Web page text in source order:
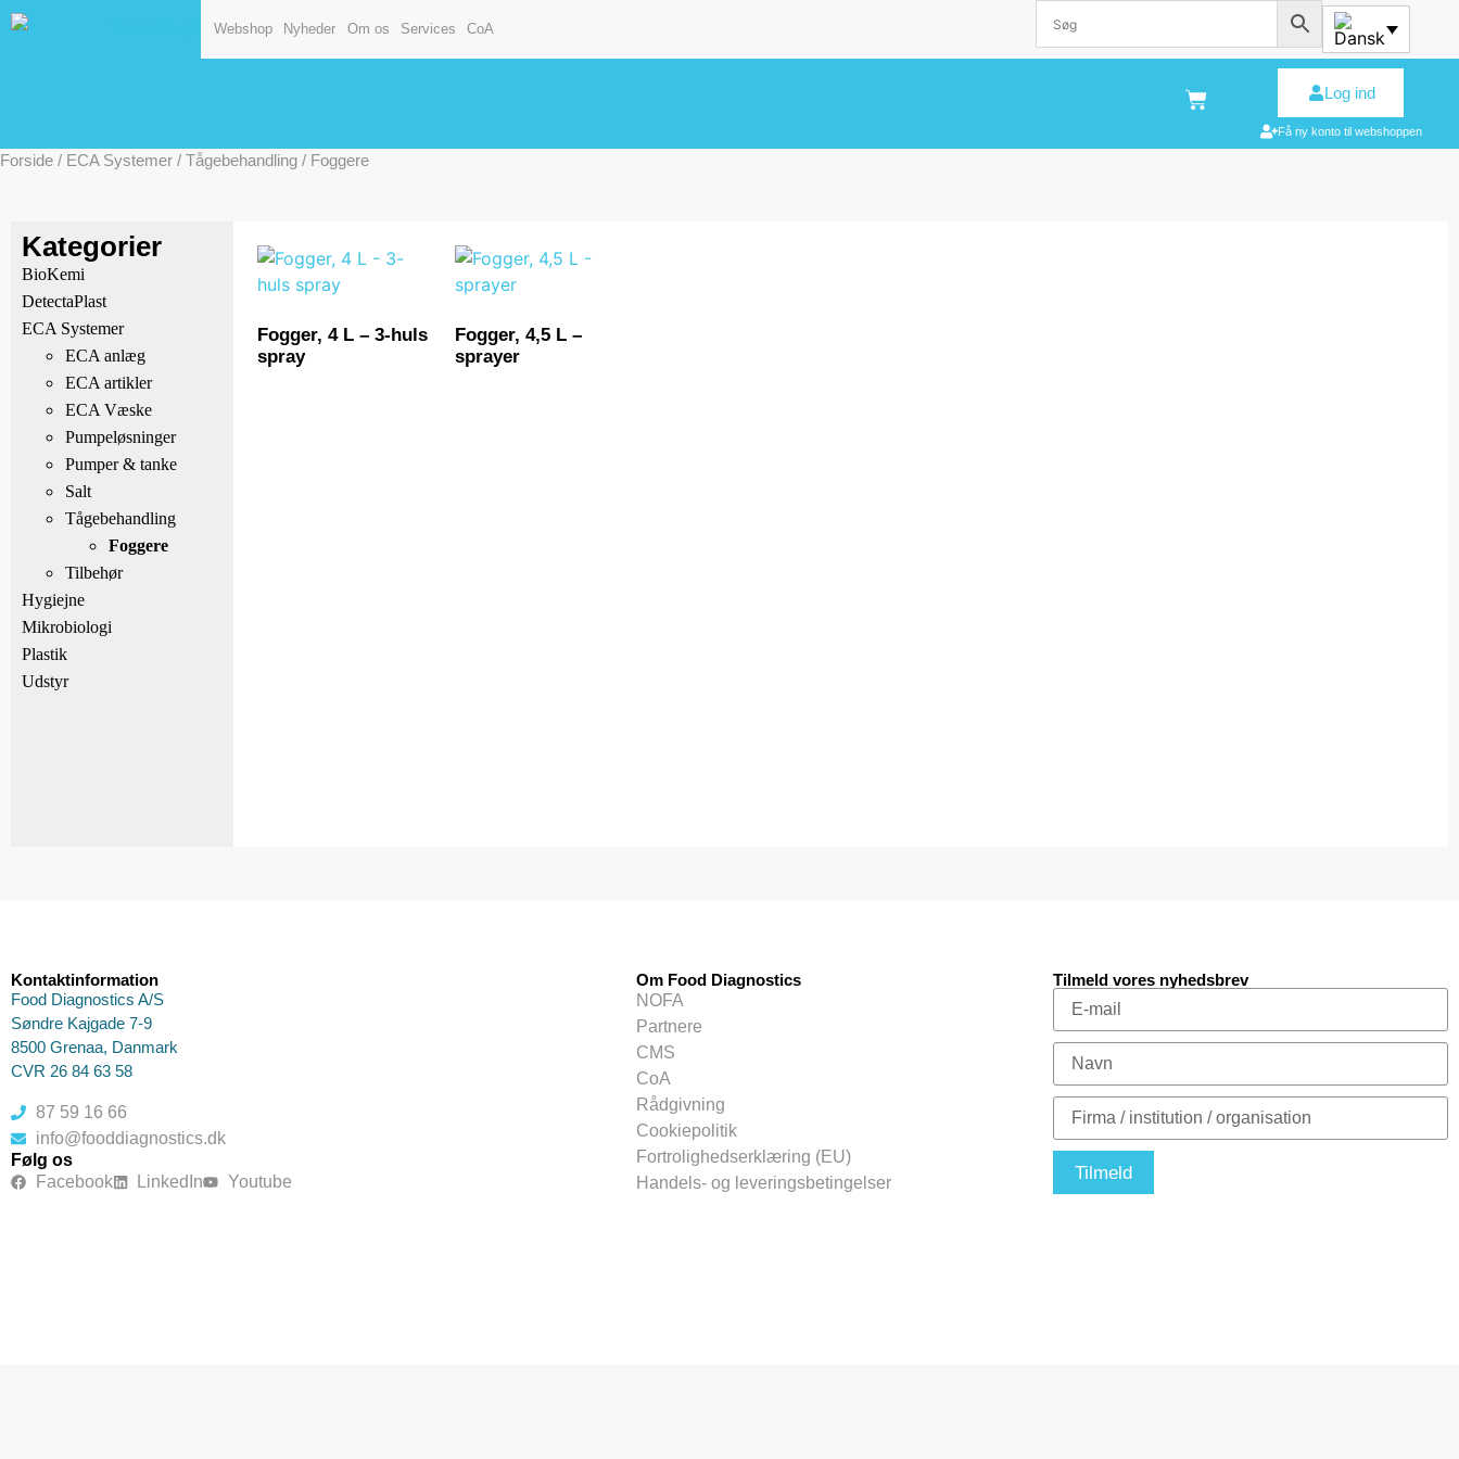
Webshop Nyheder Om os Services CoA
Log ind
Få ny konto til webshoppen
Forside / ECA Systemer / Tågebehandling / Foggere
Kategorier
BioKemi
DetectaPlast
ECA Systemer
ECA anlæg
ECA artikler
ECA Væske
Pumpeløsninger
Pumper & tanke
Salt
Tågebehandling
Foggere
Tilbehør
Hygiejne
Mikrobiologi
Plastik
Udstyr
Fogger, 4 L – 3-huls
spray
Fogger, 4,5 L –
sprayer
Kontaktinformation
Food Diagnostics A/S
Søndre Kajgade 7-9
8500 Grenaa, Danmark
CVR 26 84 63 58
87 59 16 66
info@fooddiagnostics.dk
Følg os
Facebook
LinkedIn Youtube
Om Food Diagnostics
NOFA
Partnere
CMS
CoA
Rådgivning
Cookiepolitik
Fortrolighedserklæring (EU)
Handels- og leveringsbetingelser
Tilmeld vores nyhedsbrev
Tilmeld